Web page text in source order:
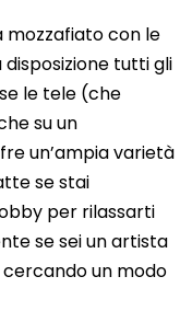
mozzafiato con le
tutti gli
le tele (che
su un
un’ampia varietà
se stai
per rilassarti
se sei un artista
un modo